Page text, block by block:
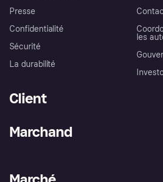
Presse
Confidentialité
Sécurité
La durabilité
les
Client
Explorez les magasins
Marchand
Portail Marchand